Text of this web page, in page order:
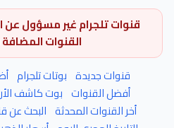
قنوات تلجرام غير مسؤول
القنوات
قنوات جديدة بوتات تلجرام
أفضل القنوات بوت كاشف
أخر القنوات المحدثة البحث عن